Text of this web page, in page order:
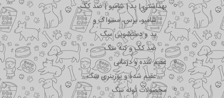
بهداشتی | پد | شامپو | ضد کک
شامپو، برس، مسواک و …
پد و دستشویی سگ
ضد کک و کنه سگ
عقیم شده و درمانی
عقیم شده و یورینری سگ
محصولات توله سگ